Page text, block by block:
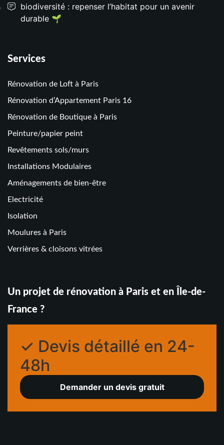
biodiversité : repenser l’habitat pour un avenir
durable 🌱
Services
Rénovation de Loft à Paris
Rénovation d’Appartement Paris 16
Rénovation de Boutique à Paris
Peinture/papier peint
Revêtements sols/murs
Installations Modulaires
Aménagements de bien-être
Electricité
Isolation
Moulures à Paris
Verrières & cloisons vitrées
Un projet de rénovation à Paris et en Île-de-
France ?
✓ Devis détaillé en 24-
48h
Demander un devis gratuit